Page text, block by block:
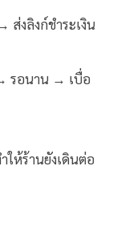
งลิงก์ชำระเงิน
รอนาน → เบื่อ
ให้ร้านยังเดินต่อ